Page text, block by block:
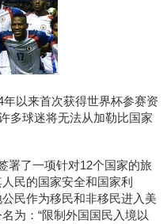
以来首次获得世界杯参赛资
多球迷将无法从加勒比国家
署了一项针对12个国家的旅
民的国家安全和国家利
民作为移民和非移民进入美
为：“限制外国国民入境以